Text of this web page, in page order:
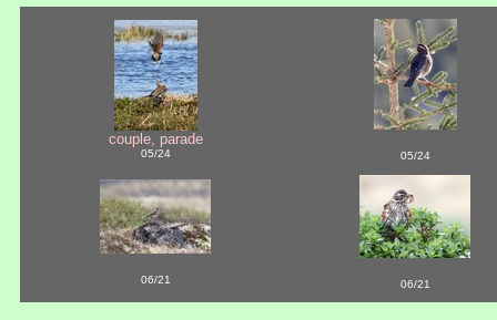
couple, parade
05/24 05/24
06/21 06/21